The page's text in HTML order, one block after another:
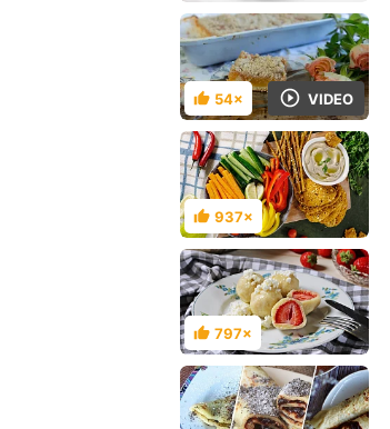
VIDEO
Hodnocení
54×
Hodnocení
937×
Hodnocení
797×